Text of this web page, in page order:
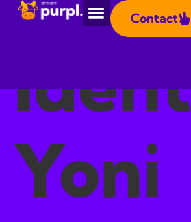
Panneau de gestion des cookies
Contact
Yoni